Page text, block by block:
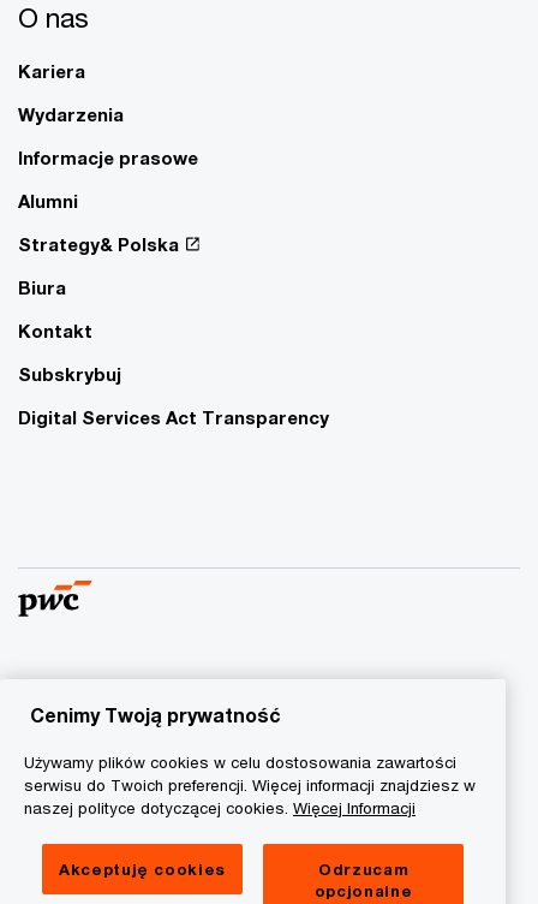
O nas
Kariera
Wydarzenia
Informacje prasowe
Alumni
Strategy& Polska
Biura
Kontakt
Subskrybuj
Digital Services Act Transparency
© 2015 - 2026 PwC. Wszelkie prawa zastrzeżone. Nazwa
PwC odnosi się do firm wchodzących w skład sieci PwC, z
informacji na stroniewww.pwc.com/structure.
Informacja o ciasteczkach
Informacja prawna
Cenimy Twoją prywatność
Używamy plików cookies w celu dostosowania zawartości
serwisu do Twoich preferencji. Więcej informacji znajdziesz w
naszej polityce dotyczącej cookies. Więcej Informacji
Akceptuję cookies
Odrzucam
opcjonalne